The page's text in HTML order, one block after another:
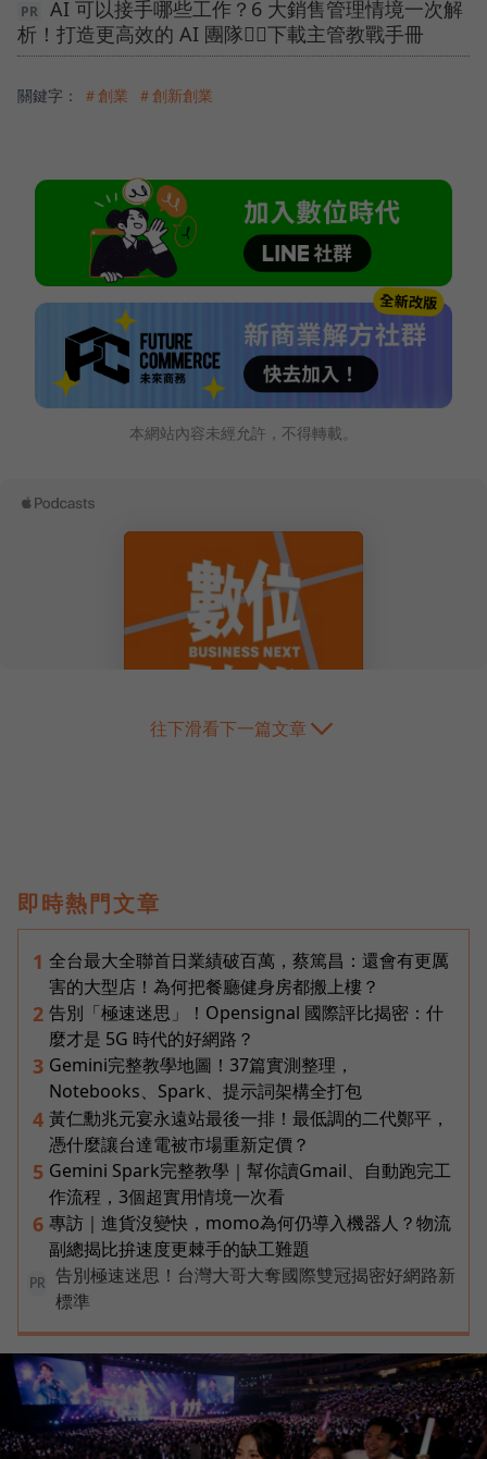
AI 可以接手哪些工作？6 大銷售管理情境一次解
析！打造更高效的 AI 團隊👉🏻下載主管教戰手冊
關鍵字： ＃創業 ＃創新創業
本網站內容未經允許，不得轉載。
往下滑看下一篇文章
即時熱門文章
1 全台最大全聯首日業績破百萬，蔡篤昌：還會有更厲
害的大型店！為何把餐廳健身房都搬上樓？
2 告別「極速迷思」！Opensignal 國際評比揭密：什
麼才是 5G 時代的好網路？
3 Gemini完整教學地圖！37篇實測整理，
Notebooks、Spark、提示詞架構全打包
4 黃仁勳兆元宴永遠站最後一排！最低調的二代鄭平，
憑什麼讓台達電被市場重新定價？
5 Gemini Spark完整教學｜幫你讀Gmail、自動跑完工
作流程，3個超實用情境一次看
6 專訪｜進貨沒變快，momo為何仍導入機器人？物流
副總揭比拚速度更棘手的缺工難題
PR
告別極速迷思！台灣大哥大奪國際雙冠揭密好網路新
標準